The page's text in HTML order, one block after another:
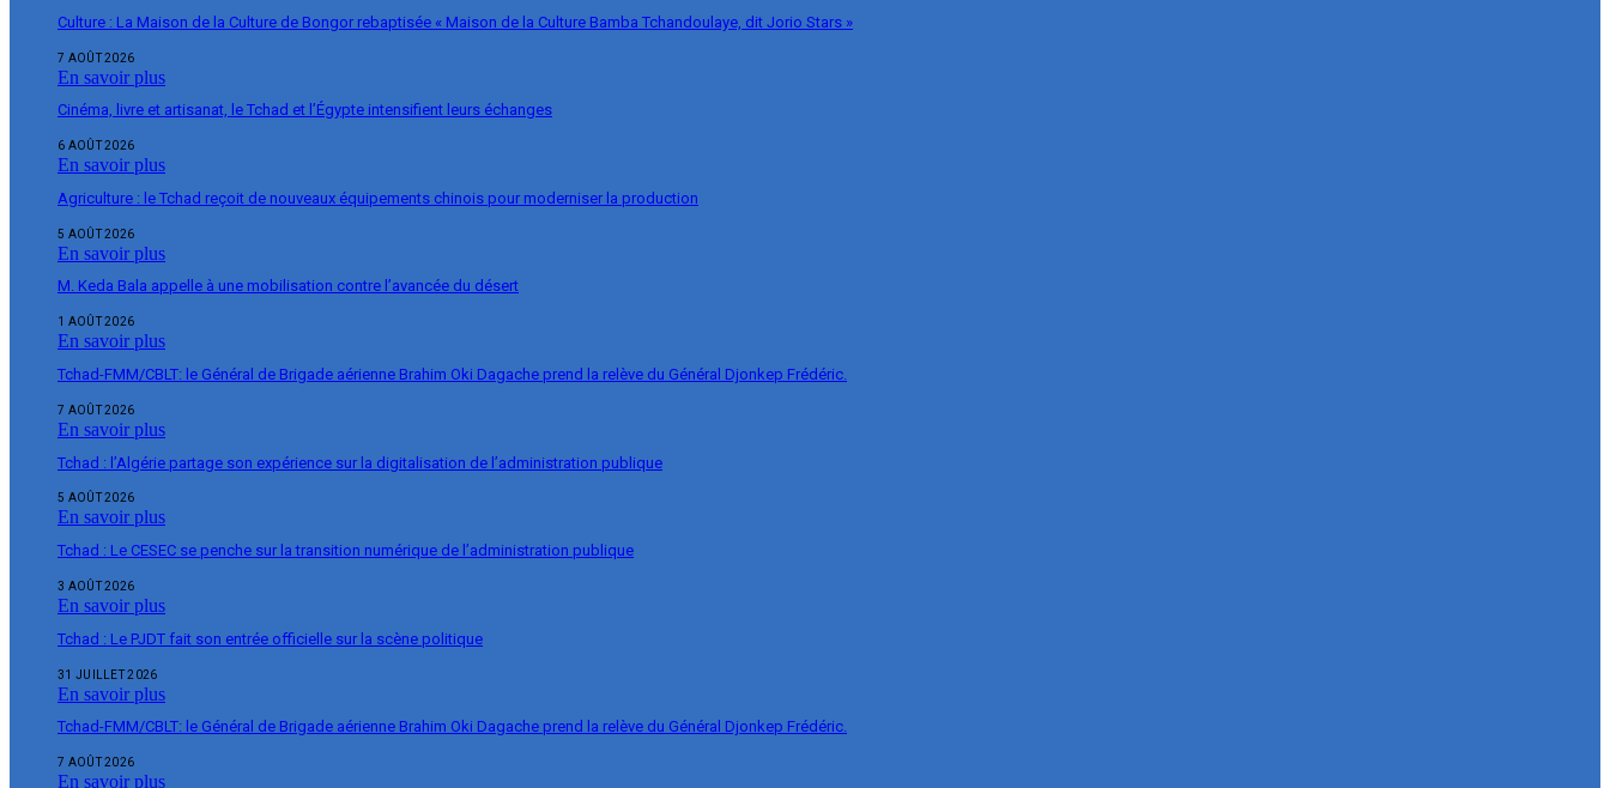
Culture : La Maison de la Culture de Bongor rebaptisée « Maison de la Culture Bamba Tchandoulaye, dit Jorio Stars »
7 AOÛT 2026
En savoir plus
Cinéma, livre et artisanat, le Tchad et l’Égypte intensifient leurs échanges
6 AOÛT 2026
En savoir plus
Agriculture : le Tchad reçoit de nouveaux équipements chinois pour moderniser la production
5 AOÛT 2026
En savoir plus
M. Keda Bala appelle à une mobilisation contre l’avancée du désert
1 AOÛT 2026
En savoir plus
Tchad-FMM/CBLT: le Général de Brigade aérienne Brahim Oki Dagache prend la relève du Général Djonkep Frédéric.
7 AOÛT 2026
En savoir plus
Tchad : l’Algérie partage son expérience sur la digitalisation de l’administration publique
5 AOÛT 2026
En savoir plus
Tchad : Le CESEC se penche sur la transition numérique de l’administration publique
3 AOÛT 2026
En savoir plus
Tchad : Le PJDT fait son entrée officielle sur la scène politique
31 JUILLET 2026
En savoir plus
Tchad-FMM/CBLT: le Général de Brigade aérienne Brahim Oki Dagache prend la relève du Général Djonkep Frédéric.
7 AOÛT 2026
En savoir plus